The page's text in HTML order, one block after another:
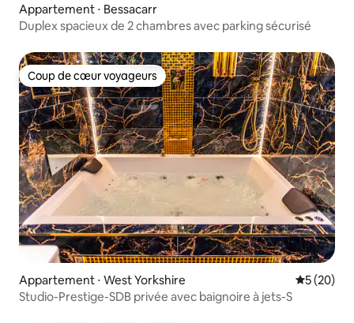
Appartement ⋅ Bessacarr
Duplex spacieux de 2 chambres avec parking sécurisé
Coup de cœur voyageurs
Coup de cœur voyageurs
Appartement ⋅ West Yorkshire
5 (20)
Studio-Prestige-SDB privée avec baignoire à jets-S